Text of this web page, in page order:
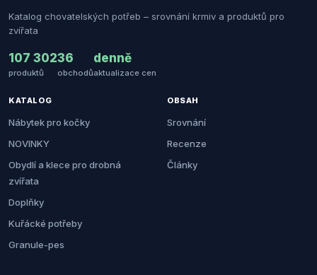
Katalog chovatelských potřeb – srovnání krmiv a produktů pro
zvířata
107 302
produktů
36
obchodů
denně
aktualizace cen
KATALOG
Nábytek pro kočky
NOVINKY
Obydlí a klece pro drobná
zvířata
Doplňky
Kuřácké potřeby
Granule-pes
OBSAH
Srovnání
Recenze
Články